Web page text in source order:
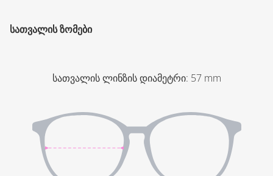
ᲡᲐᲗᲕᲐᲚᲘᲡ ᲖᲝᲛᲔᲑᲘ
სათვალის ლინზის დიამეტრი: 57 mm